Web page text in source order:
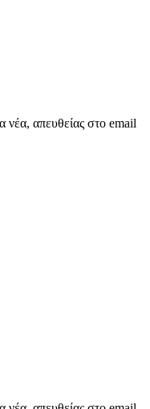
νέα, απευθείας στο email